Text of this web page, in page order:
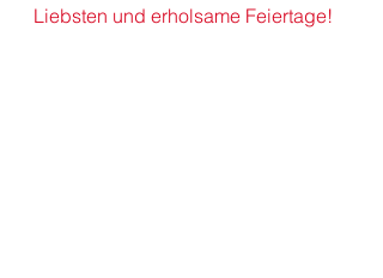
Liebsten und erholsame Feiertage!